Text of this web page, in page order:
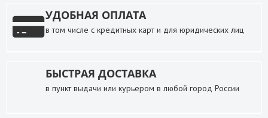
УДОБНАЯ ОПЛАТА
в том числе с кредитных карт и для юридических лиц
БЫСТРАЯ ДОСТАВКА
в пункт выдачи или курьером в любой город России